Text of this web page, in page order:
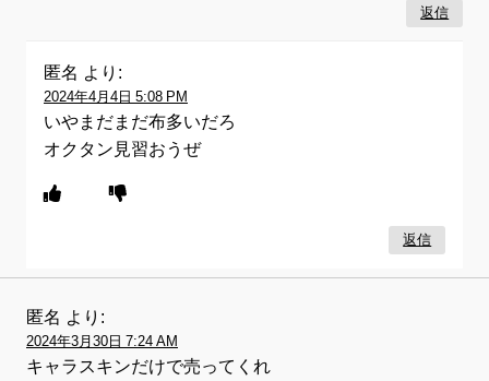
返信
匿名 より:
2024年4月4日 5:08 PM
いやまだまだ布多いだろ
オクタン見習おうぜ
返信
匿名 より:
2024年3月30日 7:24 AM
キャラスキンだけで売ってくれ